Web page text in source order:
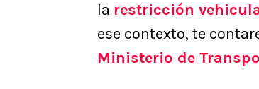
la restricción
ese contexto, te
Ministerio de